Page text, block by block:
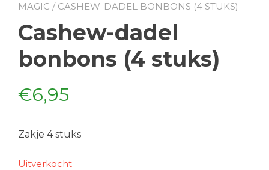
MAGIC / CASHEW-DADEL BONBONS (4 STUKS)
Cashew-dadel
bonbons (4 stuks)
€6,95
Zakje 4 stuks
Uitverkocht